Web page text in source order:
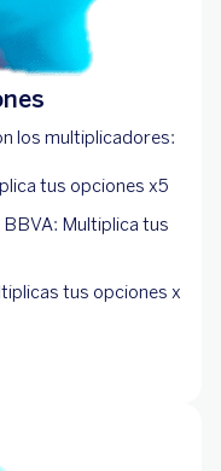
los multiplicadores:
tus opciones x5
BBVA: Multiplica tus
tus opciones x